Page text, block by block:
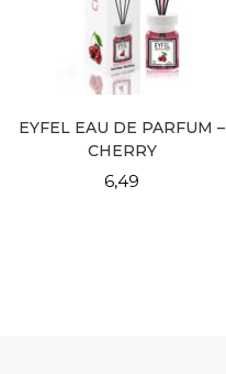
EYFEL EAU DE PARFUM –
CHERRY
6,49